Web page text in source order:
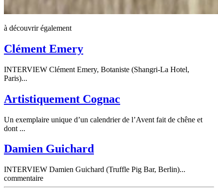
à découvrir également
Clément Emery
INTERVIEW Clément Emery, Botaniste (Shangri-La Hotel,
Paris)...
Artistiquement Cognac
Un exemplaire unique d’un calendrier de l’Avent fait de chêne et
dont ...
Damien Guichard
INTERVIEW Damien Guichard (Truffle Pig Bar, Berlin)...
commentaire